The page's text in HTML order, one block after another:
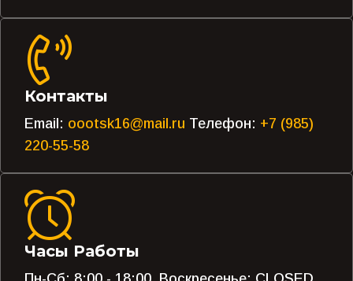
Контакты
Email: oootsk16@mail.ru Телефон: +7 (985)
220-55-58
Часы Работы